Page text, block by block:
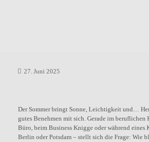
27. Juni 2025
Der Sommer bringt Sonne, Leichtigkeit und…
gutes Benehmen mit sich. Gerade im beruflichen
Büro, beim Business Knigge oder während eines
Berlin oder Potsdam – stellt sich die Frage: Wie